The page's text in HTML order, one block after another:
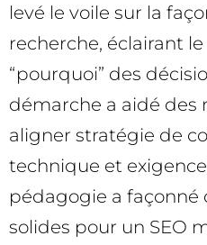
levé le voile sur la
recherche, éclairant
“pourquoi” des
démarche a aidé des
aligner stratégie de
technique et
pédagogie a façonné
solides pour un SEO